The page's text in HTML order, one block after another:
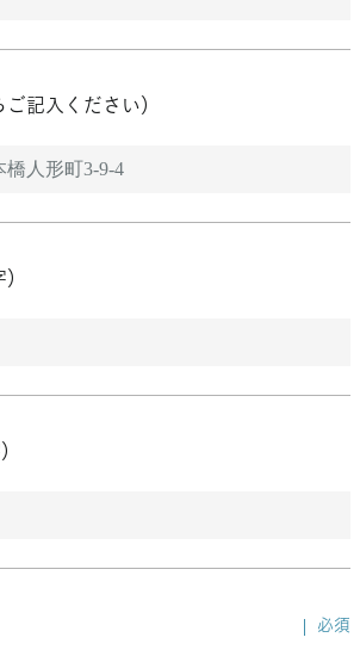
記入ください）
必須